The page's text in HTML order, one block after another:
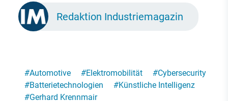
Redaktion Industriemagazin
#Automotive #Elektromobilität #Cybersecurity
#Batterietechnologien #Künstliche Intelligenz
#Gerhard Krennmair